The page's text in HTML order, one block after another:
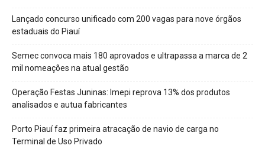
Lançado concurso unificado com 200 vagas para nove órgãos
estaduais do Piauí
Semec convoca mais 180 aprovados e ultrapassa a marca de 2
mil nomeações na atual gestão
Operação Festas Juninas: Imepi reprova 13% dos produtos
analisados e autua fabricantes
Porto Piauí faz primeira atracação de navio de carga no
Terminal de Uso Privado